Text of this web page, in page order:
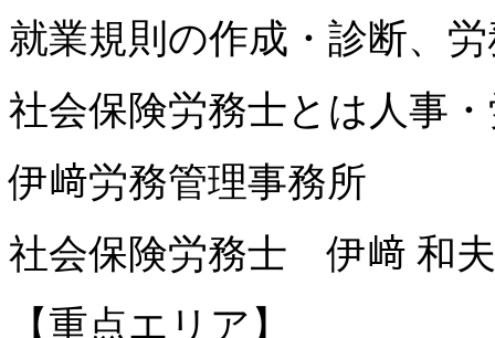
就業規則の作成・診断、
社会保険労務士とは人事
伊﨑労務管理事務所
社会保険労務士 伊﨑 和夫
【重点エリア】